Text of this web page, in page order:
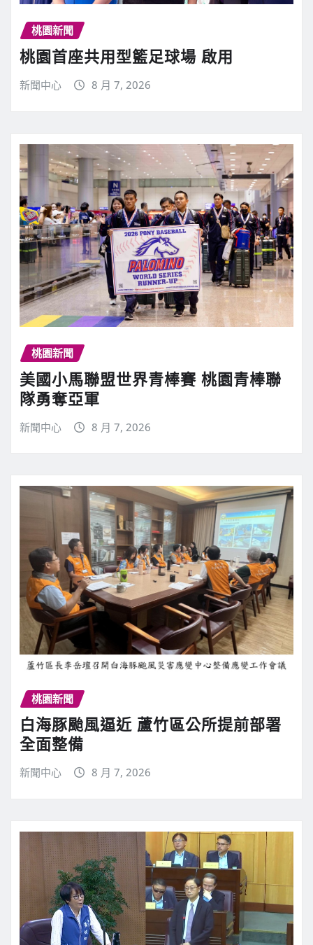
桃園新聞
桃園首座共用型籃足球場 啟用
新聞中心 8 月 7, 2026
桃園新聞
美國小馬聯盟世界青棒賽 桃園青棒聯
隊勇奪亞軍
新聞中心 8 月 7, 2026
桃園新聞
白海豚颱風逼近 蘆竹區公所提前部署
全面整備
新聞中心 8 月 7, 2026